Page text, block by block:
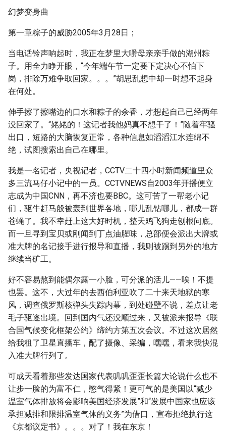
幻梦变身曲
第一章粽子的威胁2005年3月28日；
当电话铃声响起时，我正在梦里大嚼母亲亲手做的湖州粽
子。用全力睁开眼，“今年端午节一定要下定决心不怕下
岗，排除万难争取回家。。。”胡思乱想中却一时想不起身
在何处。
伸手擦了擦嘴边的口水和粽子的余香，才想起自己已经两年
没回家了。“姥姥的！这记者我他妈真不想干了！”随着牢骚
出口，短路的大脑恢复正常，各种信息如滔滔江水连绵不
绝，试图搜索出自己在哪里。
我是一名记者，央视记者，CCTV二十四小时新闻频道里众
多三流马仔小记中的一员。CCTVNEWS自2003年开播便立
志成为中国CNN，再不济也要BBC。这可苦了一帮老小记
们，驱牛赶马般被轰到世界各地，哪儿乱钻哪儿，都成一群
苍蝇了。我不幸赶上这大好时机，整天鸡飞狗走刨根问底。
而一旦寻到宝贝或刚闻到丁点油腥味，总部便会派出大牌或
准大牌的名记接手进行报导和直播，我则被踢到另外的地方
继续当矿工。
好不容易熬到能偶尔露一小脸，可分派的活儿——唉！不提
也罢。这不，大过年的去西伯利亚吹了二十来天地狱的寒
风，调查俄罗斯核弹头失踪内幕，到处碰壁不说，差点让老
毛子驱逐出境。回到国内气还没顺过来，又被派来报导《联
合国气候变化框架公约》缔约方第五次会议。不过这次居然
给我租了卫星直播车，配了摄像、采编，嘿嘿，看来我快混
入准大牌行列了。
可成天看着那些发达国家代表叽叽歪歪长篇大论说什么也不
让步一脸的为富不仁，憋气得紧！更可气的是美国以“减少
温室气体排放将会影响美国经济发展”和“发展中国家也应该
承担减排和限排温室气体的义务”为借口，宣布拒绝执行这
《京都议定书》。。。对了！我在东京！